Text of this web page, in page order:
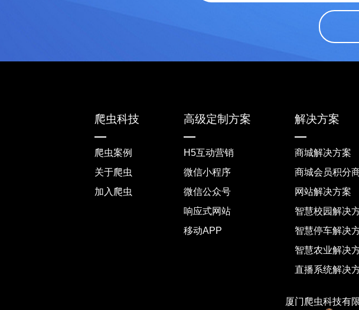
爬虫科技
爬虫案例
关于爬虫
加入爬虫
高级定制方案
H5互动营销
微信小程序
微信公众号
响应式网站
移动APP
解决方案
商城解决方案
商城会员积分
网站解决方案
智慧校园解决
智慧停车解决
智慧农业解决
直播系统解决
厦门爬虫科技有